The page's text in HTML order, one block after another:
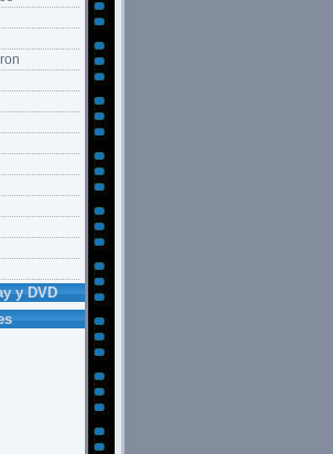
y DVD